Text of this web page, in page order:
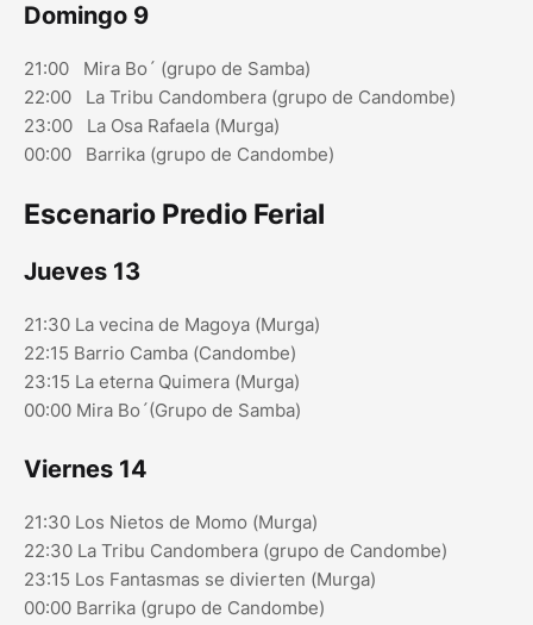
Domingo 9
21:00 Mira Bo´ (grupo de Samba)
22:00 La Tribu Candombera (grupo de Candombe)
23:00 La Osa Rafaela (Murga)
00:00 Barrika (grupo de Candombe)
Escenario Predio Ferial
Jueves 13
21:30 La vecina de Magoya (Murga)
22:15 Barrio Camba (Candombe)
23:15 La eterna Quimera (Murga)
00:00 Mira Bo´(Grupo de Samba)
Viernes 14
21:30 Los Nietos de Momo (Murga)
22:30 La Tribu Candombera (grupo de Candombe)
23:15 Los Fantasmas se divierten (Murga)
00:00 Barrika (grupo de Candombe)